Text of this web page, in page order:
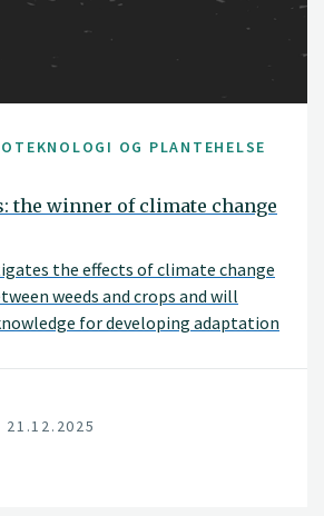
OG PLANTEHELSE
the winner of climate change
the effects of climate change
weeds and crops and will
for developing adaptation
21.12.2025